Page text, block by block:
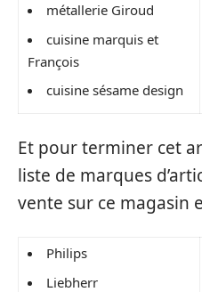
métallerie Giroud
cuisine marquis et
François
cuisine sésame design
Et pour terminer cet
liste de marques
vente sur ce magasin
Philips
Liebherr